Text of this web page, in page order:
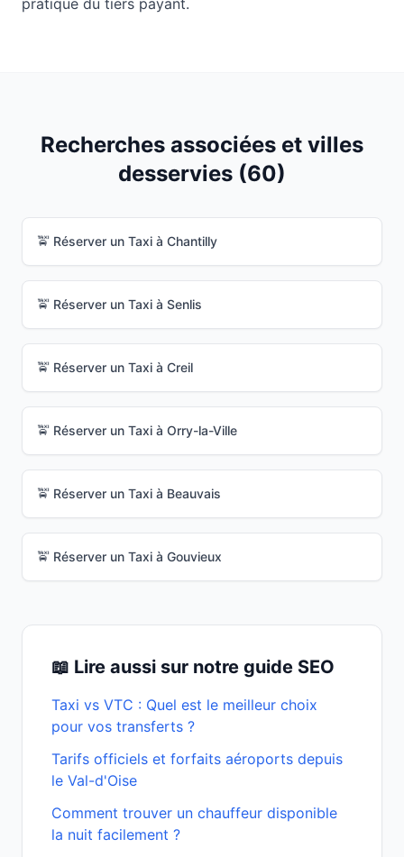
pratique du tiers payant.
Recherches associées et villes
desservies (60)
🚖 Réserver un Taxi à Chantilly
🚖 Réserver un Taxi à Senlis
🚖 Réserver un Taxi à Creil
🚖 Réserver un Taxi à Orry-la-Ville
🚖 Réserver un Taxi à Beauvais
🚖 Réserver un Taxi à Gouvieux
📖 Lire aussi sur notre guide SEO
Taxi vs VTC : Quel est le meilleur choix
pour vos transferts ?
Tarifs officiels et forfaits aéroports depuis
le Val-d'Oise
Comment trouver un chauffeur disponible
la nuit facilement ?